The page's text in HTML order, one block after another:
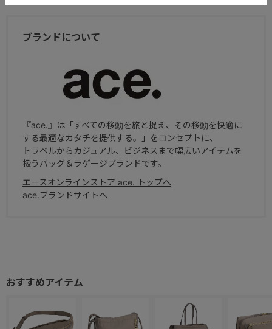
ブランドについて
『ace.』は「すべての移動を旅と捉え、その移動を快適に
する最適なカタチを提供する。」をコンセプトに、
トラベルからカジュアル、ビジネスまで幅広いアイテムを
扱うバッグ＆ラゲージブランドです。
エースオンラインストア ace. トップへ
ace.ブランドサイトへ